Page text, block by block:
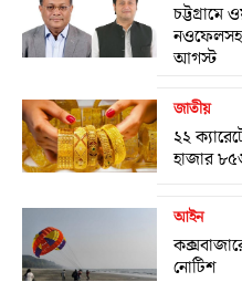
চট্টগ্রামে
নওফেলসহ
আগস্ট
জাতীয়
২২
হাজার
আইন
নোটিশ